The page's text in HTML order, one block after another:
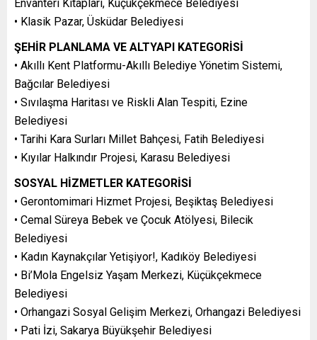
Envanteri Kitapları, Küçükçekmece Belediyesi
• Klasik Pazar, Üsküdar Belediyesi
ŞEHİR PLANLAMA VE ALTYAPI KATEGORİSİ
• Akıllı Kent Platformu-Akıllı Belediye Yönetim Sistemi,
Bağcılar Belediyesi
• Sıvılaşma Haritası ve Riskli Alan Tespiti, Ezine
Belediyesi
• Tarihi Kara Surları Millet Bahçesi, Fatih Belediyesi
• Kıyılar Halkındır Projesi, Karasu Belediyesi
SOSYAL HİZMETLER KATEGORİSİ
• Gerontomimari Hizmet Projesi, Beşiktaş Belediyesi
• Cemal Süreya Bebek ve Çocuk Atölyesi, Bilecik
Belediyesi
• Kadın Kaynakçılar Yetişiyor!, Kadıköy Belediyesi
• Bi’Mola Engelsiz Yaşam Merkezi, Küçükçekmece
Belediyesi
• Orhangazi Sosyal Gelişim Merkezi, Orhangazi Belediyesi
• Pati İzi, Sakarya Büyükşehir Belediyesi